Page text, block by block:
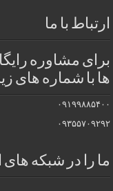
ارتباط با ما
برای مشاوره
ها با شماره های
۰۹۱۹۹۸۸۵۴۰۰
۰۹۳۵۵۷۰۹۲۹۲
ما را در شبکه های